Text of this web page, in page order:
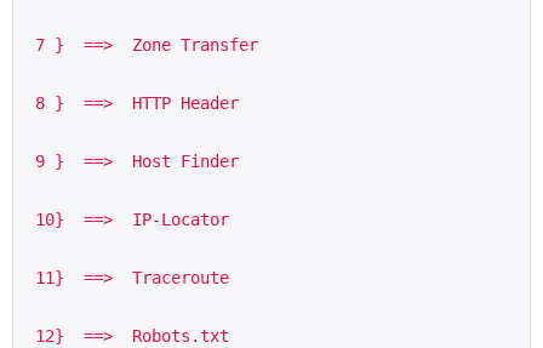
7 }  ==>  Zone Transfer
8 }  ==>  HTTP Header
9 }  ==>  Host Finder
10}  ==>  IP-Locator
11}  ==>  Traceroute
12}  ==>  Robots.txt